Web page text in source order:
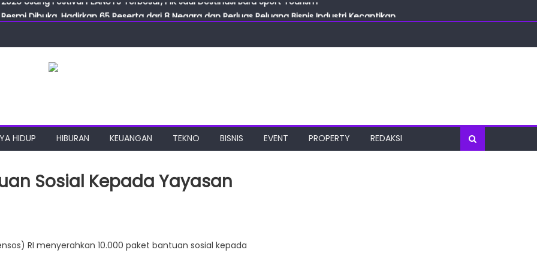
Dibuka, Hadirkan 65 Peserta dari 8 Negara dan Perluas Peluang Bisnis Industri Kecantikan
Usung Festival PEANUTS Terbesar, PIK Jadi Destinasi Baru Sport Tourism
HIDUP HIBURAN KEUANGAN TEKNO BISNIS EVENT PROPERTY REDAKSI
Sosial Kepada Yayasan
RI menyerahkan 10.000 paket bantuan sosial kepada